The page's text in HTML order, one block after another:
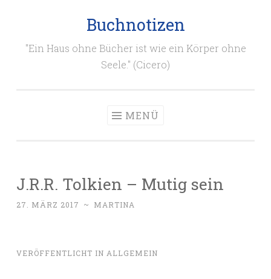
Buchnotizen
"Ein Haus ohne Bücher ist wie ein Körper ohne
Seele." (Cicero)
MENÜ
J.R.R. Tolkien – Mutig sein
27. MÄRZ 2017 ~ MARTINA
VERÖFFENTLICHT IN ALLGEMEIN